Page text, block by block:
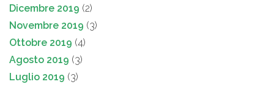
Dicembre 2019 (2)
Novembre 2019 (3)
Ottobre 2019 (4)
Agosto 2019 (3)
Luglio 2019 (3)